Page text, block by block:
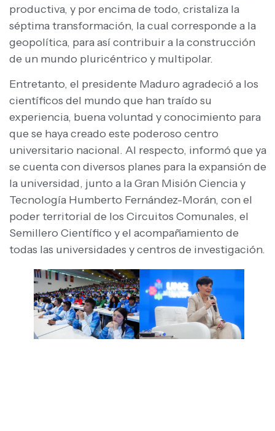
productiva, y por encima de todo, cristaliza la
séptima transformación, la cual corresponde a la
geopolítica, para así contribuir a la construcción
de un mundo pluricéntrico y multipolar.
Entretanto, el presidente Maduro agradeció a los
científicos del mundo que han traído su
experiencia, buena voluntad y conocimiento para
que se haya creado este poderoso centro
universitario nacional. Al respecto, informó que ya
se cuenta con diversos planes para la expansión de
la universidad, junto a la Gran Misión Ciencia y
Tecnología Humberto Fernández-Morán, con el
poder territorial de los Circuitos Comunales, el
Semillero Científico y el acompañamiento de
todas las universidades y centros de investigación.